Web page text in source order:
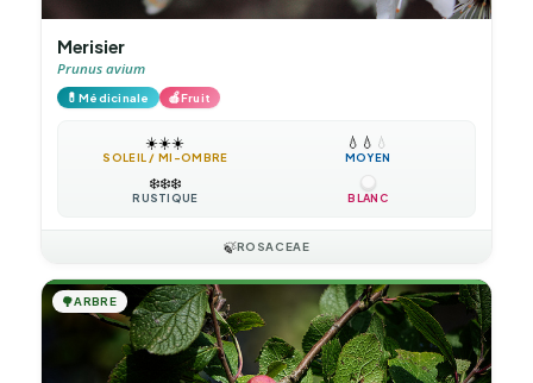
Merisier
Prunus avium
💊Médicinale 🍎Fruit
☀️☀️☀️
SOLEIL / MI-OMBRE
💧 💧 💧
MOYEN
❄️❄️❄️
RUSTIQUE BLANC
🍃ROSACEAE
🌳ARBRE